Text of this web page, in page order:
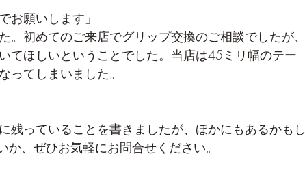
お願いします」
初めてのご来店でグリップ交換のご相談でしたが、
てほしいということでした。当店は45ミリ幅のテー
ってしまいました。
残っていることを書きましたが、ほかにもあるかもし
、ぜひお気軽にお問合せください。